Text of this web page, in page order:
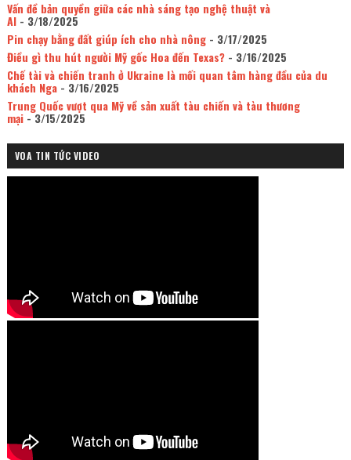
Vấn đề bản quyền giữa các nhà sáng tạo nghệ thuật và
AI- 3/18/2025
Pin chạy bằng đất giúp ích cho nhà nông- 3/17/2025
Điều gì thu hút người Mỹ gốc Hoa đến Texas?- 3/16/2025
Chế tài và chiến tranh ở Ukraine là mối quan tâm hàng đầu của du
khách Nga- 3/16/2025
Trung Quốc vượt qua Mỹ về sản xuất tàu chiến và tàu thương
mại- 3/15/2025
VOA TIN TỨC VIDEO